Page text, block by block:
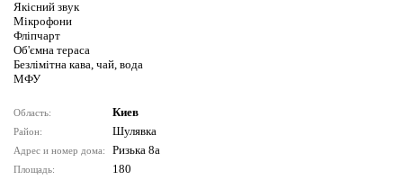
Якісний звук
Мікрофони
Фліпчарт
Об'ємна тераса
Безлімітна кава, чай, вода
МФУ
Область: Киев
Район: Шулявка
Адрес и номер дома: Ризька 8а
Площадь: 180